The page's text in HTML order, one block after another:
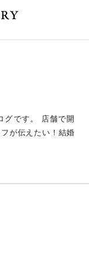
です。
店舗で開
が伝えたい！結婚